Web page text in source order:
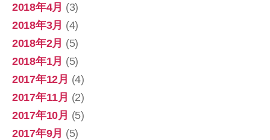
2018年4月 (3)
2018年3月 (4)
2018年2月 (5)
2018年1月 (5)
2017年12月 (4)
2017年11月 (2)
2017年10月 (5)
2017年9月 (5)